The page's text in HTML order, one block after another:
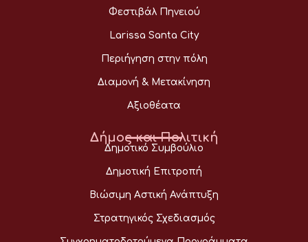
Φεστιβάλ Πηνειού
Larissa Santa City
Περιήγηση στην πόλη
Διαμονή & Μετακίνηση
Αξιοθέατα
Δήμος και Πολιτική
Δημοτικό Συμβούλιο
Δημοτική Επιτροπή
Βιώσιμη Αστική Ανάπτυξη
Στρατηγικός Σχεδιασμός